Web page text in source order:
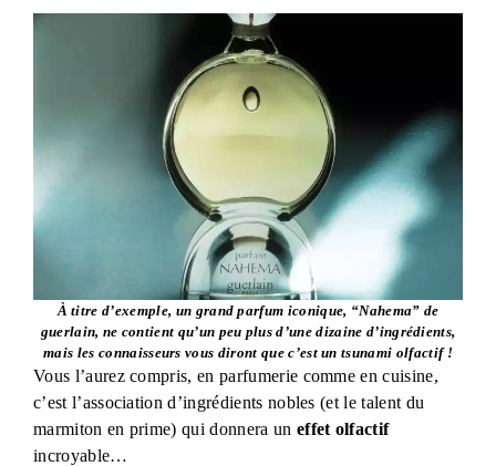
À titre d’exemple, un grand parfum iconique, “Nahema” de
guerlain, ne contient qu’un peu plus d’une dizaine d’ingrédients,
mais les connaisseurs vous diront que c’est un tsunami olfactif !
Vous l’aurez compris, en parfumerie comme en cuisine,
c’est l’association d’ingrédients nobles (et le talent du
marmiton en prime) qui donnera un effet olfactif
incroyable…